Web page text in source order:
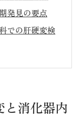
発見の要点
での肝硬変検
療の流れ
と消化器内